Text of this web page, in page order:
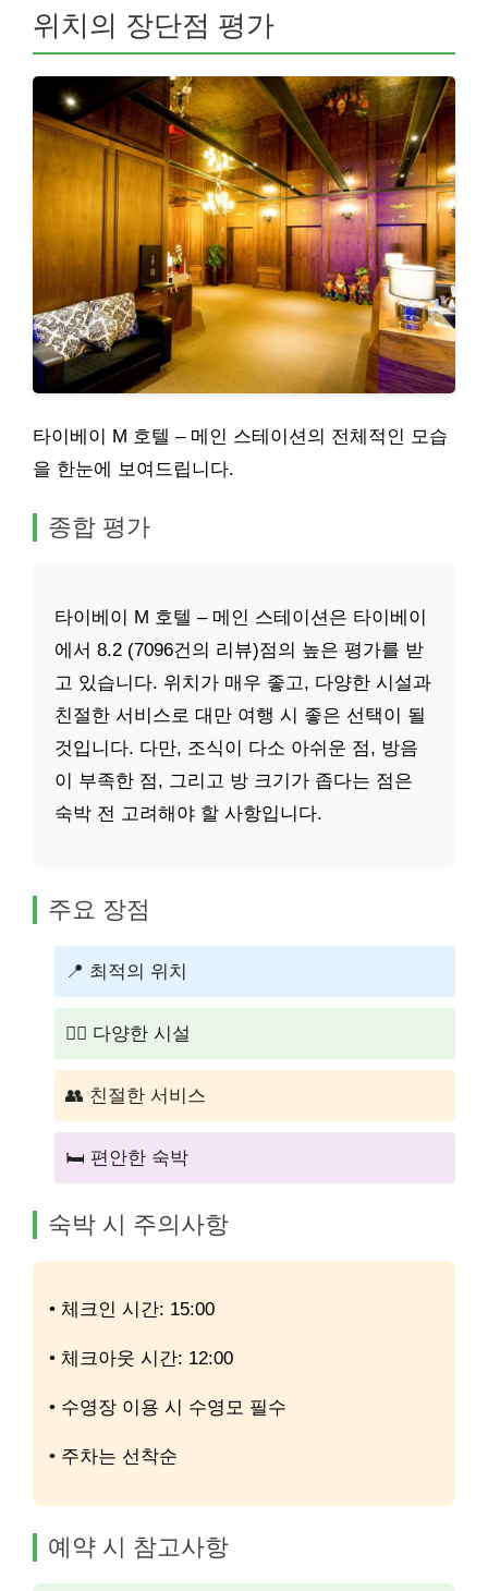
위치의 장단점 평가
타이베이 M 호텔 – 메인 스테이션의 전체적인 모습
을 한눈에 보여드립니다.
종합 평가
타이베이 M 호텔 – 메인 스테이션은 타이베이
에서 8.2 (7096건의 리뷰)점의 높은 평가를 받
고 있습니다. 위치가 매우 좋고, 다양한 시설과
친절한 서비스로 대만 여행 시 좋은 선택이 될
것입니다. 다만, 조식이 다소 아쉬운 점, 방음
이 부족한 점, 그리고 방 크기가 좁다는 점은
숙박 전 고려해야 할 사항입니다.
주요 장점
📍 최적의 위치
🏊‍♂️ 다양한 시설
👥 친절한 서비스
🛏️ 편안한 숙박
숙박 시 주의사항
• 체크인 시간: 15:00
• 체크아웃 시간: 12:00
• 수영장 이용 시 수영모 필수
• 주차는 선착순
예약 시 참고사항